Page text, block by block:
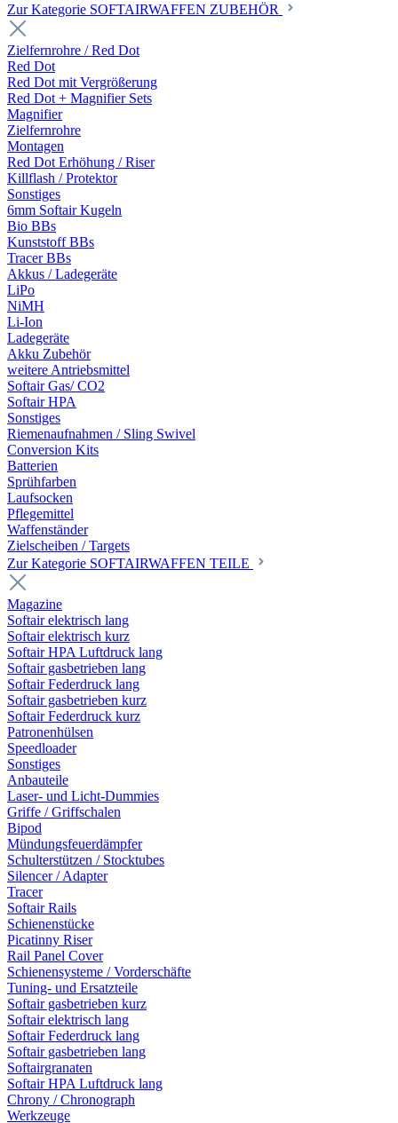
Zur Kategorie SOFTAIRWAFFEN ZUBEHÖR
Zielfernrohre / Red Dot
Red Dot
Red Dot mit Vergrößerung
Red Dot + Magnifier Sets
Magnifier
Zielfernrohre
Montagen
Red Dot Erhöhung / Riser
Killflash / Protektor
Sonstiges
6mm Softair Kugeln
Bio BBs
Kunststoff BBs
Tracer BBs
Akkus / Ladegeräte
LiPo
NiMH
Li-Ion
Ladegeräte
Akku Zubehör
weitere Antriebsmittel
Softair Gas/ CO2
Softair HPA
Sonstiges
Riemenaufnahmen / Sling Swivel
Conversion Kits
Batterien
Sprühfarben
Laufsocken
Pflegemittel
Waffenständer
Zielscheiben / Targets
Zur Kategorie SOFTAIRWAFFEN TEILE
Magazine
Softair elektrisch lang
Softair elektrisch kurz
Softair HPA Luftdruck lang
Softair gasbetrieben lang
Softair Federdruck lang
Softair gasbetrieben kurz
Softair Federdruck kurz
Patronenhülsen
Speedloader
Sonstiges
Anbauteile
Laser- und Licht-Dummies
Griffe / Griffschalen
Bipod
Mündungsfeuerdämpfer
Schulterstützen / Stocktubes
Silencer / Adapter
Tracer
Softair Rails
Schienenstücke
Picatinny Riser
Rail Panel Cover
Schienensysteme / Vorderschäfte
Tuning- und Ersatzteile
Softair gasbetrieben kurz
Softair elektrisch lang
Softair Federdruck lang
Softair gasbetrieben lang
Softairgranaten
Softair HPA Luftdruck lang
Chrony / Chronograph
Werkzeuge